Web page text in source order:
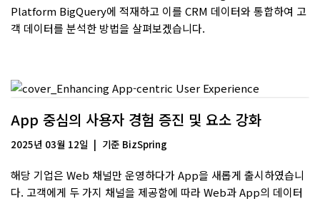
Platform BigQuery에 적재하고 이를 CRM 데이터와 통합하여 고
객 데이터를 분석한 방법을 살펴보겠습니다.
App 중심의 사용자 경험 증진 및 요소 강화
2025년 03월 12일 기준 BizSpring
해당 기업은 Web 채널만 운영하다가 App을 새롭게 출시하였습니
다. 고객에게 두 가지 채널을 제공함에 따라 Web과 App의 데이터